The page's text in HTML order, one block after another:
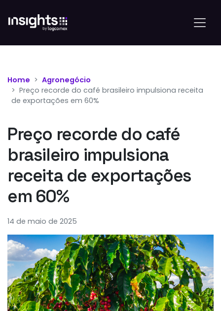
Home
Agronegócio
Preço recorde do café brasileiro impulsiona receita
de exportações em 60%
Preço recorde do café
brasileiro impulsiona
receita de exportações
em 60%
14 de maio de 2025